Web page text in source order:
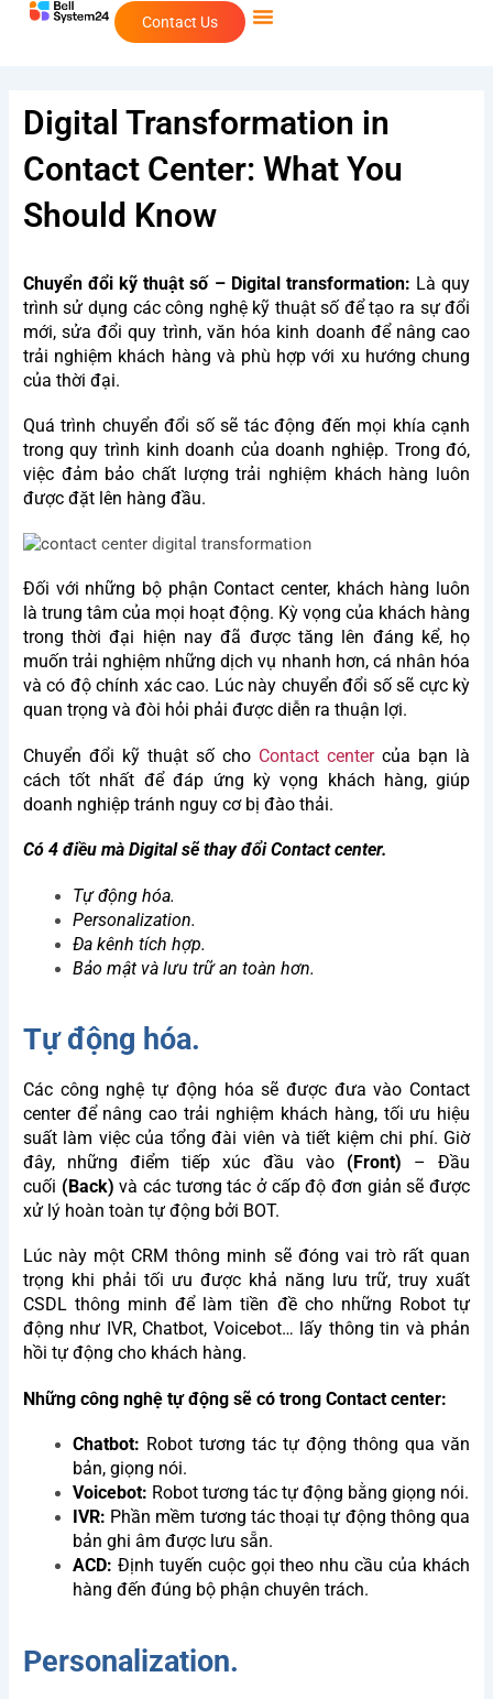
Skip
Contact Us
Digital Transformation in
Contact Center: What You
Should Know
Chuyển đổi kỹ thuật số – Digital transformation: Là quy
trình sử dụng các công nghệ kỹ thuật số để tạo ra sự đổi
mới, sửa đổi quy trình, văn hóa kinh doanh để nâng cao
trải nghiệm khách hàng và phù hợp với xu hướng chung
của thời đại.
Quá trình chuyển đổi số sẽ tác động đến mọi khía cạnh
trong quy trình kinh doanh của doanh nghiệp. Trong đó,
việc đảm bảo chất lượng trải nghiệm khách hàng luôn
được đặt lên hàng đầu.
Đối với những bộ phận Contact center, khách hàng luôn
là trung tâm của mọi hoạt động. Kỳ vọng của khách hàng
trong thời đại hiện nay đã được tăng lên đáng kể, họ
muốn trải nghiệm những dịch vụ nhanh hơn, cá nhân hóa
và có độ chính xác cao. Lúc này chuyển đổi số sẽ cực kỳ
quan trọng và đòi hỏi phải được diễn ra thuận lợi.
Chuyển đổi kỹ thuật số cho Contact centercủa bạn là
cách tốt nhất để đáp ứng kỳ vọng khách hàng, giúp
doanh nghiệp tránh nguy cơ bị đào thải.
Có 4 điều mà Digital sẽ thay đổi Contact center.
Tự động hóa.
Personalization.
Đa kênh tích hợp.
Bảo mật và lưu trữ an toàn hơn.
Tự động hóa.
Các công nghệ tự động hóa sẽ được đưa vào Contact
center để nâng cao trải nghiệm khách hàng, tối ưu hiệu
suất làm việc của tổng đài viên và tiết kiệm chi phí. Giờ
đây, những điểm tiếp xúc đầu vào (Front) – Đầu
cuối (Back) và các tương tác ở cấp độ đơn giản sẽ được
xử lý hoàn toàn tự động bởi BOT.
Lúc này một CRM thông minh sẽ đóng vai trò rất quan
trọng khi phải tối ưu được khả năng lưu trữ, truy xuất
CSDL thông minh để làm tiền đề cho những Robot tự
động như IVR, Chatbot, Voicebot… lấy thông tin và phản
hồi tự động cho khách hàng.
Những công nghệ tự động sẽ có trong Contact center:
Chatbot: Robot tương tác tự động thông qua văn
bản, giọng nói.
Voicebot: Robot tương tác tự động bằng giọng nói.
IVR: Phần mềm tương tác thoại tự động thông qua
bản ghi âm được lưu sẵn.
ACD: Định tuyến cuộc gọi theo nhu cầu của khách
hàng đến đúng bộ phận chuyên trách.
Personalization.